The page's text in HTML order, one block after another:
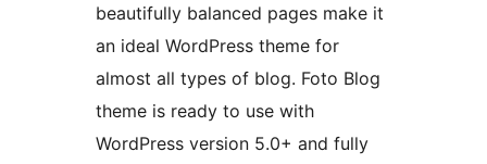
beautifully balanced pages make it
an ideal WordPress theme for
almost all types of blog. Foto Blog
theme is ready to use with
WordPress version 5.0+ and fully